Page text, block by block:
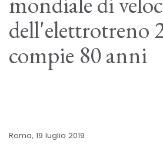
dell'elettrotreno
compie 80 anni
Roma, 19 luglio 2019